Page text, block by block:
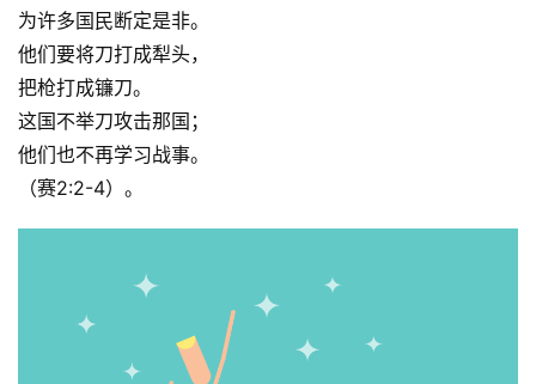
为许多国民断定是非。
他们要将刀打成犁头，
把枪打成镰刀。
这国不举刀攻击那国；
他们也不再学习战事。
（赛2:2-4）。